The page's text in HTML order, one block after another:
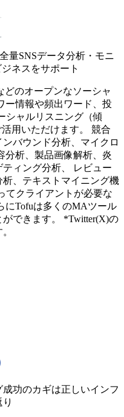
量SNSデータ分析・モニ
ネスをサポート
どのオープンなソーシャ
ー情報や頻出ワード、投
シャルリスニング（傾
用いただけます。 競合
バウンド分析、マイクロ
分析、製品画像解析、炎
ティング分析、 レビュー
、テキストマイニング機
てクライアントが必要な
にTofuは多くのMAツール
できます。 *Twitter(X)の
功のカギは正しいインフ